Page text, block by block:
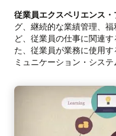
従業員エクスペリエンス
グ、継続的な業績管理、
ど、従業員の仕事に関連
た、従業員が業務に使用
ミュニケーション・システ